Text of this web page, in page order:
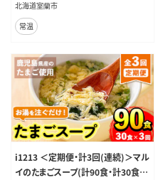
北海道室蘭市
常温
i1213 ＜定期便・計3回(連続)＞マル
イのたまごスープ(計90食・計30食×